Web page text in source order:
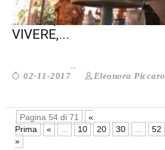
FASASI, LO SCULTORE
VIVERE,...
02-11-2017 Eleonora Piccaro
Pagina 54 di 71
«
Prima
« 10 20 30 52
»